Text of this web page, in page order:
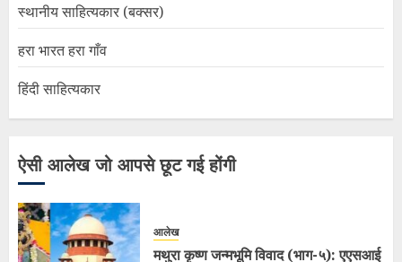
स्थानीय साहित्यकार (बक्सर)
हरा भारत हरा गाँव
हिंदी साहित्यकार
ऐसी आलेख जो आपसे छूट गई होंगी
आलेख
मथुरा कृष्ण जन्मभूमि विवाद (भाग-५): एएसआई